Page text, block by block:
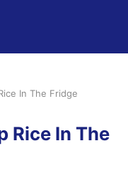
In The Fridge
Rice In The